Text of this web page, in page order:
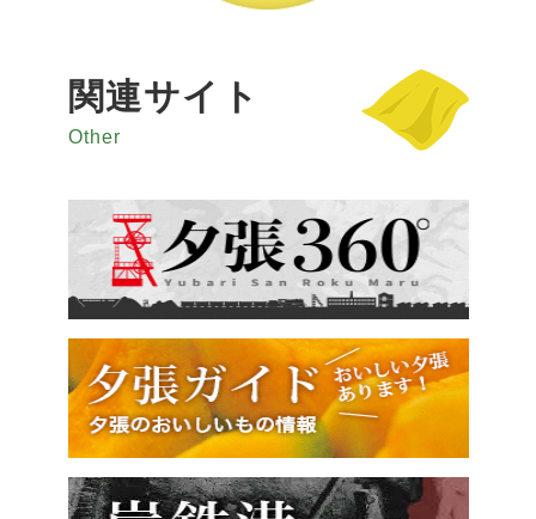
関連サイト
Other